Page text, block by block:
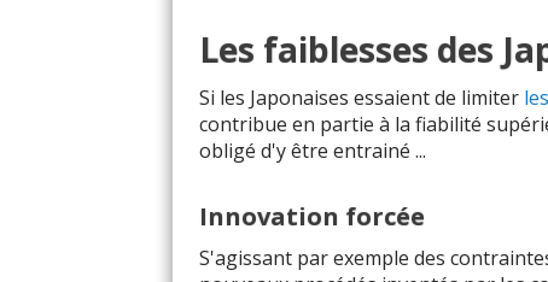
Les faiblesses des
Si les Japonaises essaient de limiter
contribue en partie à la fiabilité
obligé d'y être entrainé ...
Innovation forcée
S'agissant par exemple des